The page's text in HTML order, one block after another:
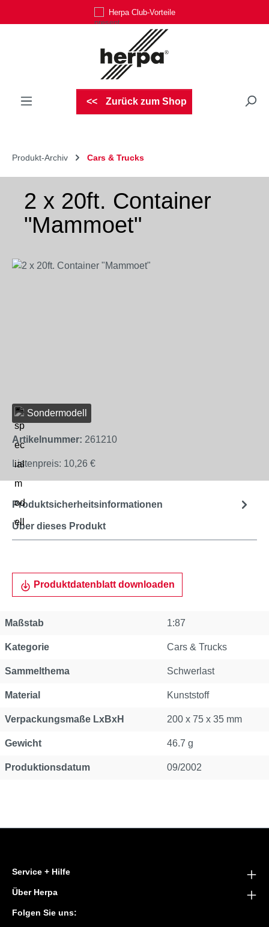
Zum Hauptinhalt springenHerpa Club-Vorteile
Zurück zum Shop
Produkt-Archiv Cars & Trucks
2 x 20ft. Container
"Mammoet"
Bildergalerie überspringen
Sondermodell
Artikelnummer: 261210
Listenpreis: 10,26 €
Über dieses Produkt
Produktsicherheitsinformationen
Produktdatenblatt downloaden
Maßstab 1:87
Kategorie Cars & Trucks
Sammelthema Schwerlast
Material Kunststoff
Verpackungsmaße LxBxH 200 x 75 x 35 mm
Gewicht 46.7 g
Produktionsdatum 09/2002
Service + Hilfe
Über Herpa
Folgen Sie uns: